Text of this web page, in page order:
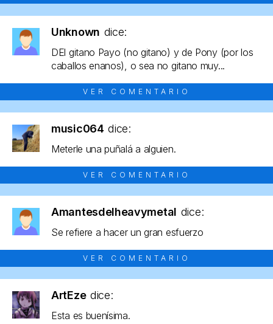
Unknown dice:
DEl gitano Payo (no gitano) y de Pony (por los
caballos enanos), o sea no gitano muy...
VER COMENTARIO
music064 dice:
Meterle una puñalá a alguien.
VER COMENTARIO
Amantesdelheavymetal dice:
Se refiere a hacer un gran esfuerzo
VER COMENTARIO
ArtEze dice:
Esta es buenísima.